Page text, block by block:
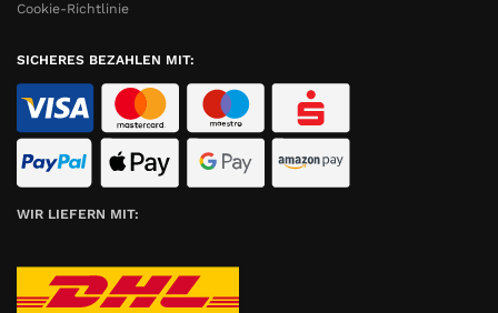
Cookie-Richtlinie
SICHERES BEZAHLEN MIT:
WIR LIEFERN MIT: